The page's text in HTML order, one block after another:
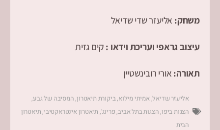
משחק: אליעזרשדי שדיאל
עיצוב גראפי ועריכת וידאו : קים גזית
תאורה: אורי רובינשטיין
אליעזר שדיאל,אמיתי מילוא,ביקורת תיאטרון, המסיבה של גבע,
הצגות ביפו, הצגות בתל אביב, פרינג', תיאטרון אינטראקטיבי, תיאטרון
הבית